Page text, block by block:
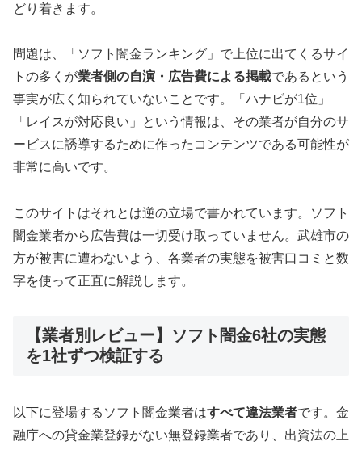
どり着きます。
問題は、「ソフト闇金ランキング」で上位に出てくるサイ
トの多くが業者側の自演・広告費による掲載であるという
事実が広く知られていないことです。「ハナビが1位」
「レイスが対応良い」という情報は、その業者が自分のサ
ービスに誘導するために作ったコンテンツである可能性が
非常に高いです。
このサイトはそれとは逆の立場で書かれています。ソフト
闇金業者から広告費は一切受け取っていません。武雄市の
方が被害に遭わないよう、各業者の実態を被害口コミと数
字を使って正直に解説します。
【業者別レビュー】ソフト闇金6社の実態
を1社ずつ検証する
以下に登場するソフト闇金業者はすべて違法業者です。金
融庁への貸金業登録がない無登録業者であり、出資法の上